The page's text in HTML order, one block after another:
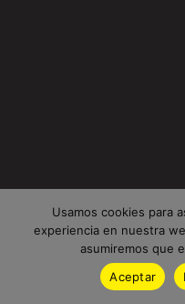
Usamos cookies para
experiencia en nuestra
asumiremos que
Aceptar